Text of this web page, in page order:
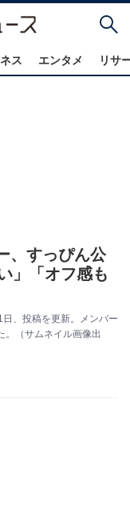
ス エンタメ リサ
、すっぴん公
」「オフ感も
、投稿を更新。メンバー
。（サムネイル画像出